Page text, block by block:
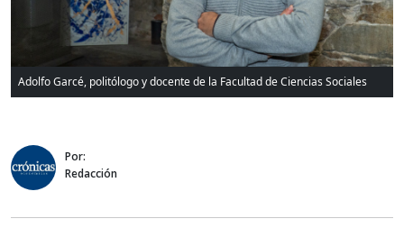
Adolfo Garcé, politólogo y docente de la Facultad de Ciencias Sociales
Por:
Redacción